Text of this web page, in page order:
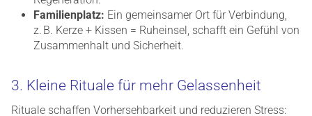
Familienplatz: Ein gemeinsamer Ort für Verbindung,
z. B. Kerze + Kissen = Ruheinsel, schafft ein Gefühl von
Zusammenhalt und Sicherheit.
3. Kleine Rituale für mehr Gelassenheit
Rituale schaffen Vorhersehbarkeit und reduzieren Stress: